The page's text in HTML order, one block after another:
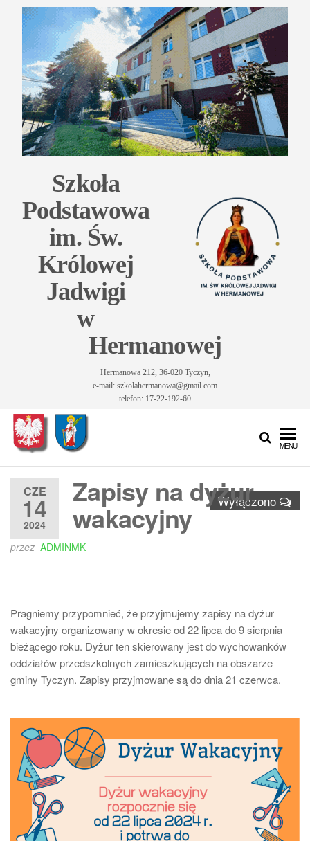
Przejdź
Szkoła
Podstawowa
im. Św.
Królowej
Jadwigi
w
Hermanowej
Hermanowa 212, 36-020 Tyczyn,
e-mail: szkolahermanowa@gmail.com
telefon: 17-22-192-60
Podstawowa
im. Św.
Królowej
Jadwigi w
im. Św.
Królowej
Jadwigi w
Hermanowej
MENU
CZE
14
2024
Wyłączono
Zapisy na dyżur
wakacyjny
przez ADMINMK
Pragniemy przypomnieć, że przyjmujemy zapisy na dyżur
wakacyjny organizowany w okresie od 22 lipca do 9 sierpnia
bieżącego roku. Dyżur ten skierowany jest do wychowanków
oddziałów przedszkolnych zamieszkujących na obszarze
gminy Tyczyn. Zapisy przyjmowane są do dnia 21 czerwca.